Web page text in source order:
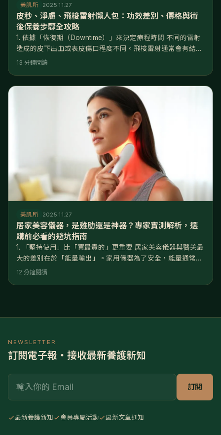
美肌所 2025.11.27
皮秒、淨膚、飛梭雷射懶人包：功效差別、價格與術
後保養步驟全攻略
1. 依據「恢復期（Downtime）」來決定療程時間 不同的雷射
造成的皮下出血或表皮傷口程度不同。飛梭雷射通常會有結痂
期，約需5-7天無法上妝；皮秒雷射若加蜂巢透鏡會有皮下出
請務必落實「術後保濕與防曬」的黃金原則 雷射的原理是「先
破壞後建設」，術後的肌膚處於屏障受損且極度乾燥的狀態
13 分鐘閱讀
美肌所 2025.11.27
居家美容儀器，是雞肋還是神器？專家實測解析，選
購前必看的避坑指南
1. 「堅持使用」比「買最貴的」更重要 居家美容儀器與醫美最
大的差別在於「能量輸出」。家用儀器為了安全，能量通常只
有醫美的1/10到1/5。這意味著您需要「長期且規律」地使用才
12 分鐘閱讀
NEWSLETTER
訂閱電子報・接收最新養護新知
訂閱
最新養護新知 會員專屬活動 最新文章通知